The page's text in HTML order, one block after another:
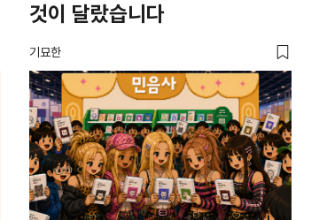
것이 달랐습니다
기묘한